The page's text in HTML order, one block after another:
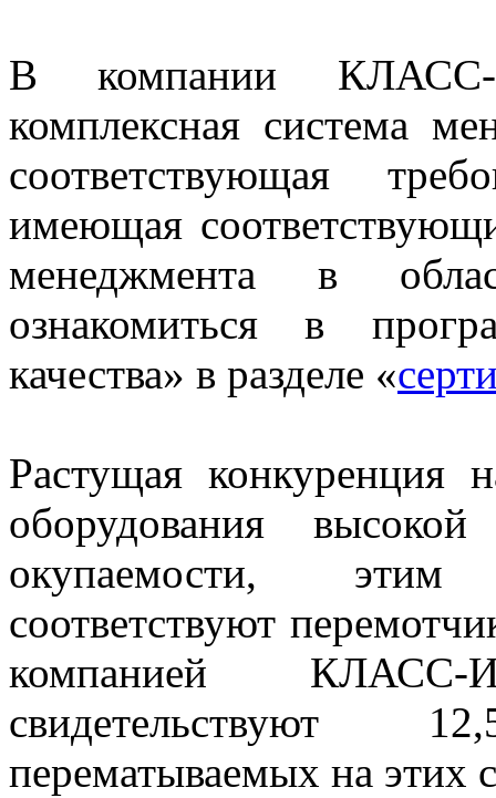
В компании КЛАСС-
комплексная система
соответствующая
имеющая
менеджмента в
ознакомиться в
качества» в разделе «
Растущая конкуренция
оборудования
окупаемости, этим
соответствуют
компанией
свидетельствуют
перематываемых на этих